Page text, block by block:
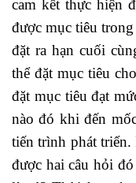
cam kết thực hiện
được mục tiêu
đặt ra hạn cuối
thể đặt mục tiêu
đặt mục tiêu đạt
nào đó khi đến
tiến trình phát
được hai câu hỏi